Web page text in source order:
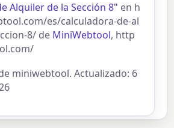
Alquiler de la Sección 8" en h
es/calculadora-de-al
8/ de MiniWebtool, http
miniwebtool. Actualizado: 6